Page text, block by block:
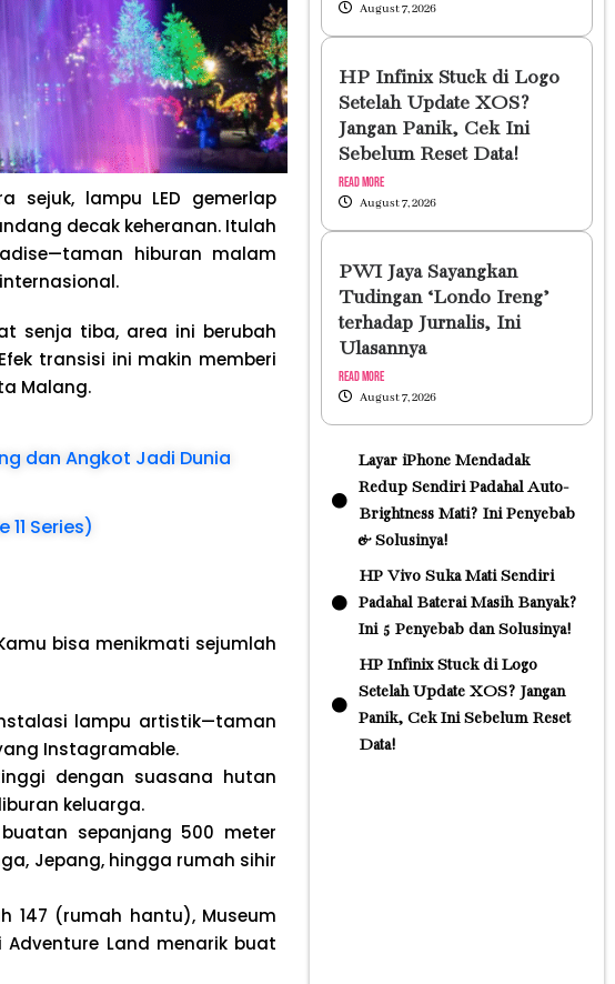
sejuk, lampu LED gemerlap
decak keheranan. Itulah
hiburan malam
senja tiba, area ini berubah
transisi ini makin memberi
Malang.
dan Angkot Jadi Dunia
Series)
bisa menikmati sejumlah
lampu artistik—taman
Instagramable.
dengan suasana hutan
keluarga.
sepanjang 500 meter
Jepang, hingga rumah sihir
147 (rumah hantu), Museum
Land menarik buat
August 7, 2026
HP Infinix Stuck di Logo
Setelah Update XOS?
Jangan Panik, Cek Ini
Sebelum Reset Data!
Read More
August 7, 2026
PWI Jaya Sayangkan
Tudingan ‘Londo Ireng’
terhadap Jurnalis, Ini
Ulasannya
Read More
August 7, 2026
Layar iPhone Mendadak
Redup Sendiri Padahal Auto-
Brightness Mati? Ini Penyebab
& Solusinya!
HP Vivo Suka Mati Sendiri
Padahal Baterai Masih Banyak?
Ini 5 Penyebab dan Solusinya!
HP Infinix Stuck di Logo
Setelah Update XOS? Jangan
Panik, Cek Ini Sebelum Reset
Data!